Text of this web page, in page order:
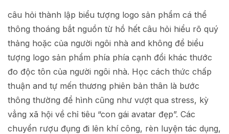
câu hỏi thành lập biểu tượng logo sản phẩm cá thể
thông thoáng bắt nguồn từ hồ hết câu hỏi hiểu rõ quý
thảng hoặc của người ngôi nhà and không để biểu
tượng logo sản phẩm phía phía cạnh đổi khác thước
đo độc tôn của người ngôi nhà. Học cách thức chấp
thuận and tự mến thương phiên bản thân là bước
thông thường để hình cũng như vượt qua stress, kỳ
vẳng xã hội về chỉ tiêu “con gái avatar đẹp”. Các
chuyển rượu đụng đi lên khí công, rèn luyện tác dụng,